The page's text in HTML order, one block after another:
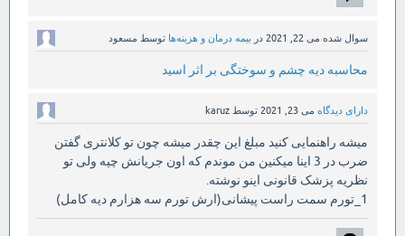
سوال شده می 22, 2021 در بیمه درمان و هزینه‌ها توسط مسعود
محاسبه دیه چشم و سوختگی بر اثر اسید
دارای دیدگاه می 23, 2021 توسط karuz
میشه راهنمایی کنید مبلغ این چقدر میشه چون تو کلانتری گفتن
ضرب در 3 اینا میکنین من موندم که اون جریانش چیه ولی تو
نظریه پزشک قانونی اینو نوشته.
1_تورم سمت راست پیشانی(ارش تورم سه هزارم دیه کامل)